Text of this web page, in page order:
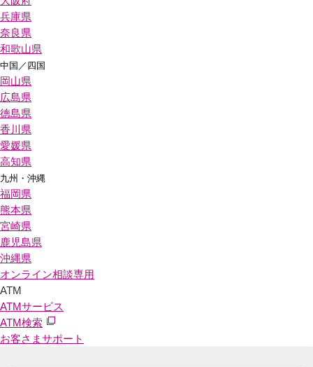
兵庫県
奈良県
和歌山県
中国／四国
岡山県
広島県
徳島県
香川県
愛媛県
高知県
九州・沖縄
福岡県
熊本県
宮崎県
鹿児島県
沖縄県
オンライン相談専用
ATM
ATMサービス
ATM検索
お客さまサポート